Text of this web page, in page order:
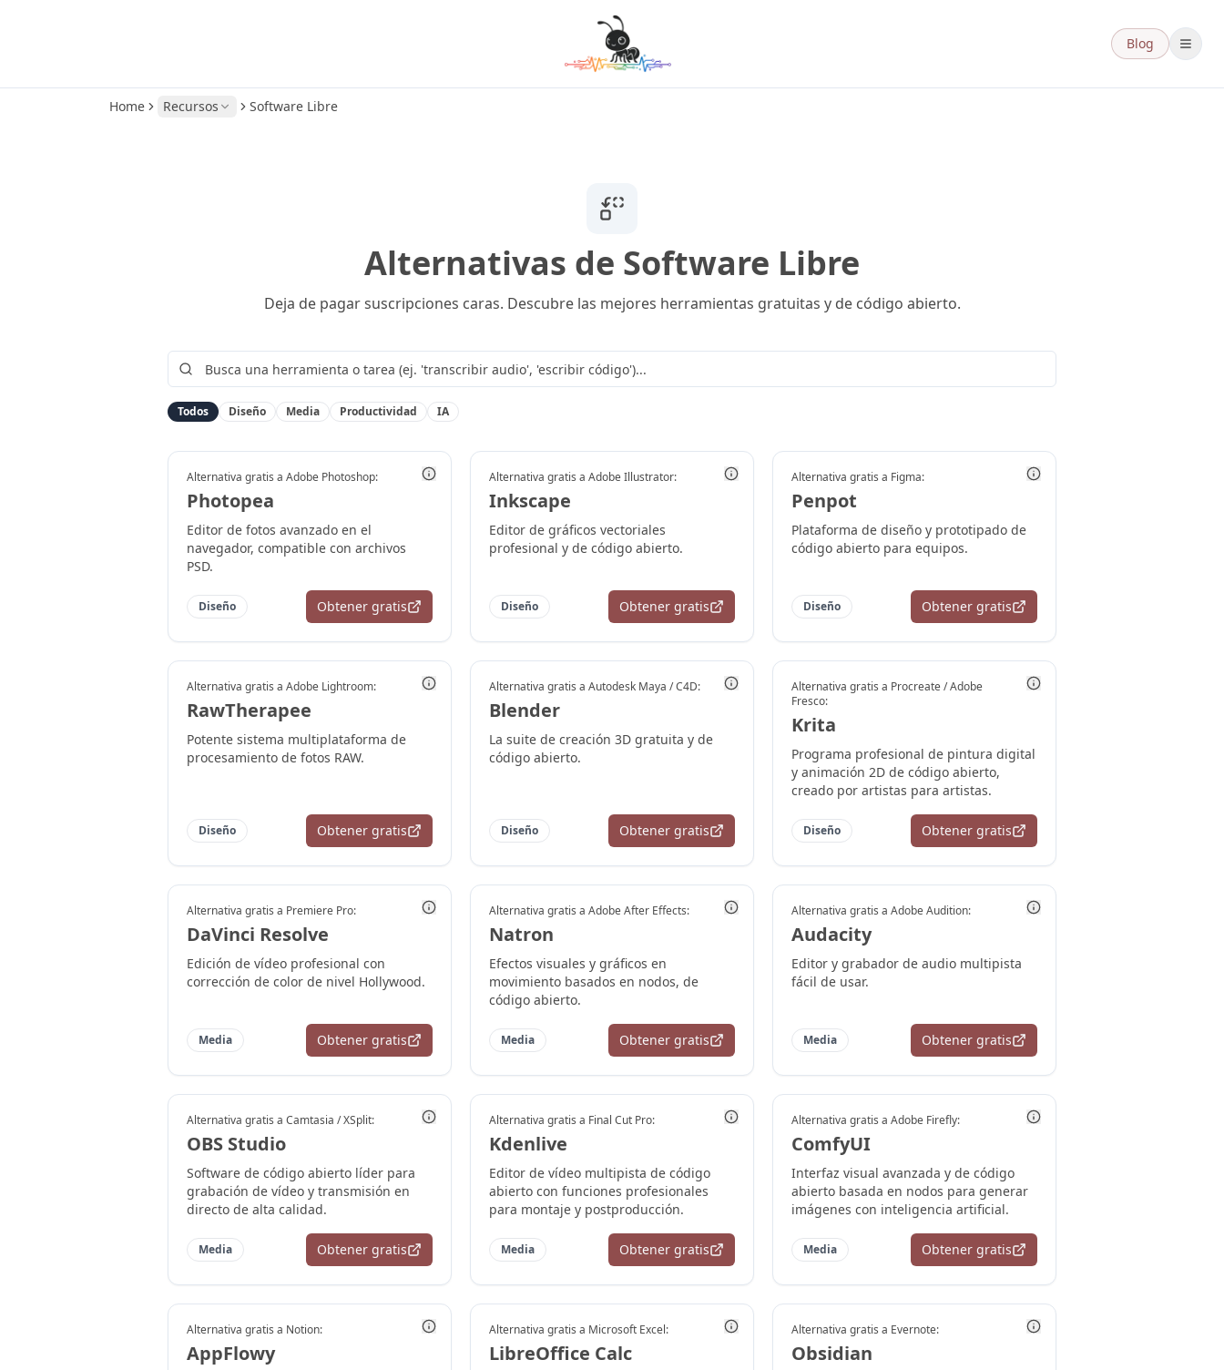
Blog
Home Recursos Software Libre
Alternativas de Software Libre
Deja de pagar suscripciones caras. Descubre las mejores herramientas gratuitas y de código abierto.
Todos Diseño Media Productividad IA
Alternativa gratis a Adobe Photoshop:
Photopea
Editor de fotos avanzado en el
navegador, compatible con archivos
PSD.
Diseño Obtener gratis
Alternativa gratis a Adobe Illustrator:
Inkscape
Editor de gráficos vectoriales
profesional y de código abierto.
Diseño Obtener gratis
Alternativa gratis a Figma:
Penpot
Plataforma de diseño y prototipado de
código abierto para equipos.
Diseño Obtener gratis
Alternativa gratis a Adobe Lightroom:
RawTherapee
Potente sistema multiplataforma de
procesamiento de fotos RAW.
Diseño Obtener gratis
Alternativa gratis a Autodesk Maya / C4D:
Blender
La suite de creación 3D gratuita y de
código abierto.
Diseño Obtener gratis
Alternativa gratis a Procreate / Adobe
Fresco:
Krita
Programa profesional de pintura digital
y animación 2D de código abierto,
creado por artistas para artistas.
Diseño Obtener gratis
Alternativa gratis a Premiere Pro:
DaVinci Resolve
Edición de vídeo profesional con
corrección de color de nivel Hollywood.
Media Obtener gratis
Alternativa gratis a Adobe After Effects:
Natron
Efectos visuales y gráficos en
movimiento basados en nodos, de
código abierto.
Media Obtener gratis
Alternativa gratis a Adobe Audition:
Audacity
Editor y grabador de audio multipista
fácil de usar.
Media Obtener gratis
Alternativa gratis a Camtasia / XSplit:
OBS Studio
Software de código abierto líder para
grabación de vídeo y transmisión en
directo de alta calidad.
Media Obtener gratis
Alternativa gratis a Final Cut Pro:
Kdenlive
Editor de vídeo multipista de código
abierto con funciones profesionales
para montaje y postproducción.
Media Obtener gratis
Alternativa gratis a Adobe Firefly:
ComfyUI
Interfaz visual avanzada y de código
abierto basada en nodos para generar
imágenes con inteligencia artificial.
Media Obtener gratis
Alternativa gratis a Notion:
AppFlowy
Alternativa gratis a Microsoft Excel:
LibreOffice Calc
Alternativa gratis a Evernote:
Obsidian